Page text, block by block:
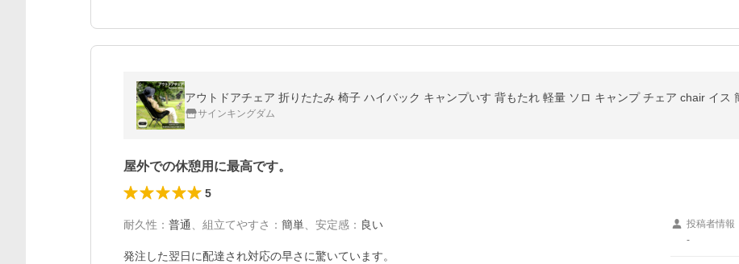
アウトドアチェア 折りたたみ 椅子 ハイバック キャンプいす 背もたれ 軽量 ソロ キャンプ チェア chair イス
サインキングダム
屋外での休憩用に最高です。
5
耐久性 ： 普通 組立てやすさ ： 簡単 安定感 ： 良い
発注した翌日に配達され対応の早さに驚いています。
投稿者情報
-